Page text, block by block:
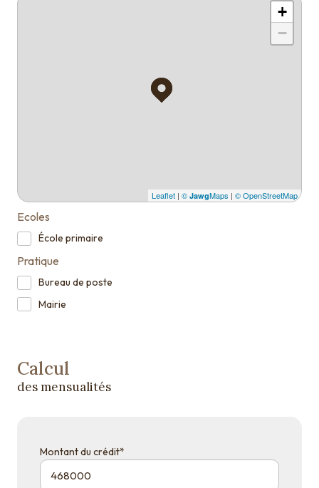
+
−
Leaflet | © JawgMaps | © OpenStreetMap
Ecoles
École primaire
Pratique
Bureau de poste
Mairie
Calcul
des mensualités
Montant du crédit*